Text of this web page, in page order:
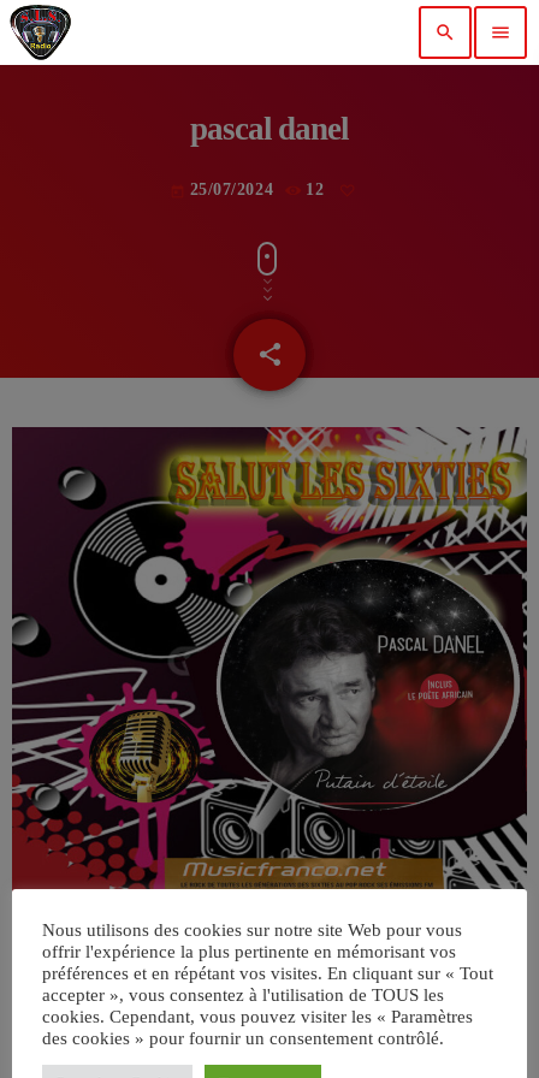
search menu
pascal danel
25/07/2024 12
share
email
Nous utilisons des cookies sur notre site Web pour vous
offrir l'expérience la plus pertinente en mémorisant vos
préférences et en répétant vos visites. En cliquant sur « Tout
accepter », vous consentez à l'utilisation de TOUS les
cookies. Cependant, vous pouvez visiter les « Paramètres
des cookies » pour fournir un consentement contrôlé.